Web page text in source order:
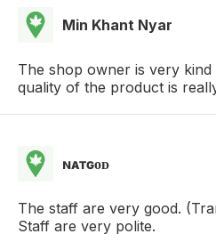
Min Khant Nyar
The shop owner is very
quality of the product is
ɴᴀᴛɢᴏᴅ
The staff are very good.
Staff are very polite.